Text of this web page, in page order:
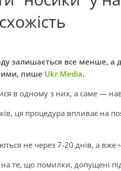
залишається все менше,
пише Ukr.Media.
в одному з них, а саме —
ця процедура впливає на
не через 7-20 днів, а вже
те, що помилки, допущені